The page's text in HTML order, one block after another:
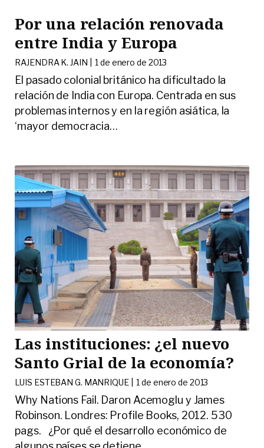
Por una relación renovada
entre India y Europa
RAJENDRA K. JAIN |1 de enero de 2013
El pasado colonial británico ha dificultado la
relación de India con Europa. Centrada en sus
problemas internos y en la región asiática, la
‘mayor democracia…
Las instituciones: ¿el nuevo
Santo Grial de la economía?
LUIS ESTEBAN G. MANRIQUE |1 de enero de 2013
Why Nations Fail. Daron Acemoglu y James
Robinson. Londres: Profile Books, 2012. 530
pags. ¿Por qué el desarrollo económico de